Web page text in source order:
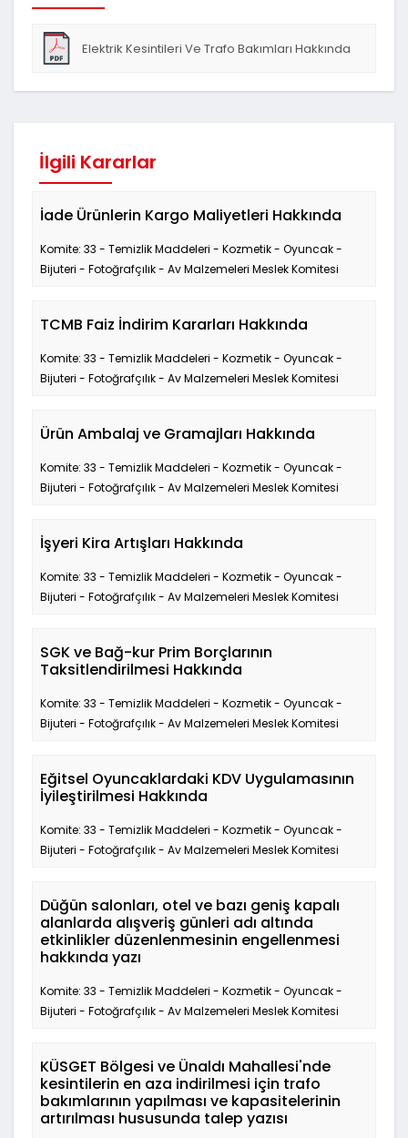
Elektrik Kesintileri Ve Trafo Bakımları Hakkında
İlgili Kararlar
İade Ürünlerin Kargo Maliyetleri Hakkında
Komite: 33 - Temizlik Maddeleri - Kozmetik - Oyuncak -
Bijuteri - Fotoğrafçılık - Av Malzemeleri Meslek Komitesi
TCMB Faiz İndirim Kararları Hakkında
Komite: 33 - Temizlik Maddeleri - Kozmetik - Oyuncak -
Bijuteri - Fotoğrafçılık - Av Malzemeleri Meslek Komitesi
Ürün Ambalaj ve Gramajları Hakkında
Komite: 33 - Temizlik Maddeleri - Kozmetik - Oyuncak -
Bijuteri - Fotoğrafçılık - Av Malzemeleri Meslek Komitesi
İşyeri Kira Artışları Hakkında
Komite: 33 - Temizlik Maddeleri - Kozmetik - Oyuncak -
Bijuteri - Fotoğrafçılık - Av Malzemeleri Meslek Komitesi
SGK ve Bağ-kur Prim Borçlarının
Taksitlendirilmesi Hakkında
Komite: 33 - Temizlik Maddeleri - Kozmetik - Oyuncak -
Bijuteri - Fotoğrafçılık - Av Malzemeleri Meslek Komitesi
Eğitsel Oyuncaklardaki KDV Uygulamasının
İyileştirilmesi Hakkında
Komite: 33 - Temizlik Maddeleri - Kozmetik - Oyuncak -
Bijuteri - Fotoğrafçılık - Av Malzemeleri Meslek Komitesi
Düğün salonları, otel ve bazı geniş kapalı
alanlarda alışveriş günleri adı altında
etkinlikler düzenlenmesinin engellenmesi
hakkında yazı
Komite: 33 - Temizlik Maddeleri - Kozmetik - Oyuncak -
Bijuteri - Fotoğrafçılık - Av Malzemeleri Meslek Komitesi
KÜSGET Bölgesi ve Ünaldı Mahallesi'nde
kesintilerin en aza indirilmesi için trafo
bakımlarının yapılması ve kapasitelerinin
artırılması hususunda talep yazısı